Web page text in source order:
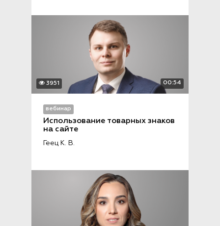
3951 00:54
вебинар
Использование товарных знаков
на сайте
Геец К. В.